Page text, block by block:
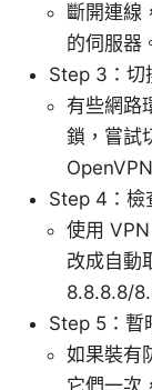
斷開連線
的伺服器
Step 3：切
有些網路
鎖，嘗試
Step 4：檢
使用
改成自動
8.8.8.8/
Step 5：暫
如果裝有